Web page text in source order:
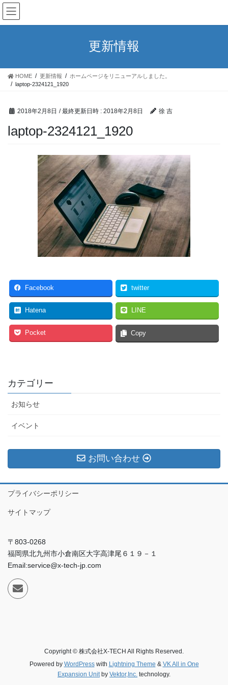
コ
ン
テ
ス
ナ
ビ
ゲ
ン
更新情報
HOME 更新情報
ホームページをリニューアルしました。
laptop-2324121_1920
2018年2月8日 / 最終更新日時 : 2018年2月8日 徐 吉
laptop-2324121_1920
Facebook twitter
Hatena LINE
Pocket Copy
カテゴリー
お知らせ
イベント
お問い合わせ
プライバシーポリシー
サイトマップ
〒803-0268
福岡県北九州市小倉南区大字高津尾６１９－１
Email:service@x-tech-jp.com
Copyright © 株式会社X-TECH All Rights Reserved.
Powered by WordPresswith Lightning Theme & VK All in One
Expansion Unit by Vektor,Inc. technology.